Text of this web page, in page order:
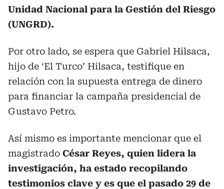
Unidad Nacional para la Gestión del Riesgo
(UNGRD).
Por otro lado, se espera que Gabriel Hilsaca,
hijo de ‘El Turco’ Hilsaca, testifique en
relación con la supuesta entrega de dinero
para financiar la campaña presidencial de
Gustavo Petro.
Así mismo es importante mencionar que el
magistrado César Reyes, quien lidera la
investigación, ha estado recopilando
testimonios clave y es que el pasado 29 de